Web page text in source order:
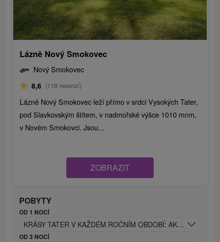
Lázně Nový Smokovec
Nový Smokovec
8,6 (118 recenzí)
Lázně Nový Smokovec leží přímo v srdci Vysokých Tater,
pod Slavkovským štítem, v nadmořské výšce 1010 mnm,
v Novém Smokovci. Jsou...
ZOBRAZIT
POBYTY
OD 1 NOCÍ
KRÁSY TATER V KAŽDÉM ROČNÍM OBDOBÍ: AKTIVNÍ
OD 3 NOCÍ